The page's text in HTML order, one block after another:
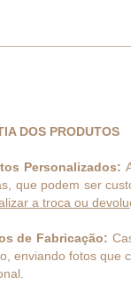
DOS PRODUTOS
Personalizados:
que podem ser
a troca ou
de Fabricação:
enviando fotos que